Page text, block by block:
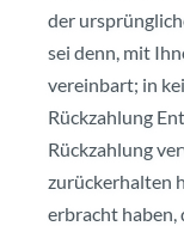
der
sei denn, mit
vereinbart; in
Rückzahlung
Rückzahlung
zurückerhalten
erbracht haben,